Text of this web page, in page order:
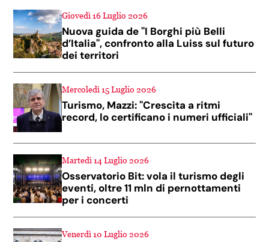
Giovedì 16 Luglio 2026
Nuova guida de "I Borghi più Belli
d’Italia", confronto alla Luiss sul futuro
dei territori
Mercoledì 15 Luglio 2026
Turismo, Mazzi: "Crescita a ritmi
record, lo certificano i numeri ufficiali"
Martedì 14 Luglio 2026
Osservatorio Bit: vola il turismo degli
eventi, oltre 11 mln di pernottamenti
per i concerti
Venerdì 10 Luglio 2026